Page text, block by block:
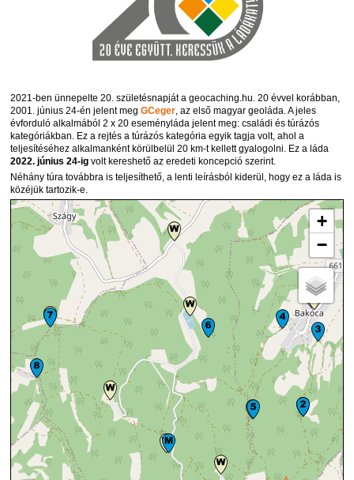
2021-ben ünnepelte 20. születésnapját a geocaching.hu. 20 évvel korábban,
2001. június 24-én jelent megGCeger, az első magyar geoláda. A jeles
évforduló alkalmából 2 x 20 eseményláda jelent meg: családi és túrázós
kategóriákban. Ez a rejtés a túrázós kategória egyik tagja volt, ahol a
teljesítéséhez alkalmanként körülbelül 20 km-t kellett gyalogolni. Ez a láda
2022. június 24-igvolt kereshető az eredeti koncepció szerint.
Néhány túra továbbra is teljesíthető, a lenti leírásból kiderül, hogy ez a láda is
közéjük tartozik-e.
+
−